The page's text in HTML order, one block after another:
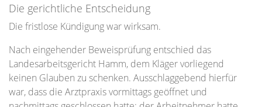
Die gerichtliche Entscheidung
Die fristlose Kündigung war wirksam.
Nach eingehender Beweisprüfung entschied das
Landesarbeitsgericht Hamm, dem Kläger vorliegend
keinen Glauben zu schenken. Ausschlaggebend hierfür
war, dass die Arztpraxis vormittags geöffnet und